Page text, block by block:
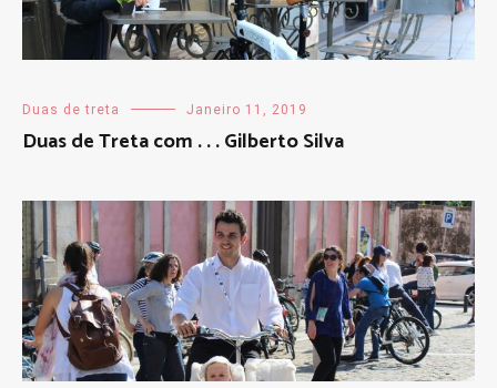
Duas de treta Janeiro 11, 2019
Duas de Treta com . . . Gilberto Silva